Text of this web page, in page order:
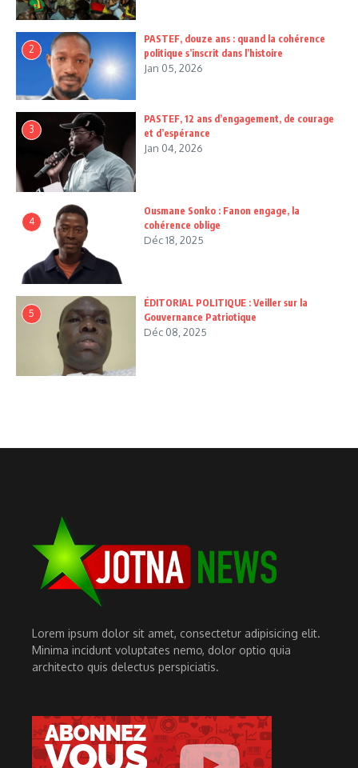
2
PASTEF, douze ans : quand la cohérence
politique s’inscrit dans l’histoire
Jan 05, 2026
3
PASTEF, 12 ans d’engagement, de courage
et d’espérance
Jan 04, 2026
4
Ousmane Sonko : Fanon engage, la
cohérence oblige
Déc 18, 2025
5
ÉDITORIAL POLITIQUE : Veiller sur la
Gouvernance Patriotique
Déc 08, 2025
Lorem ipsum dolor sit amet, consectetur adipisicing elit.
Minima incidunt voluptates nemo, dolor optio quia
architecto quis delectus perspiciatis.